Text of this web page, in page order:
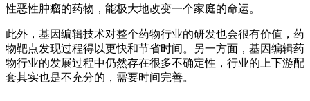
性恶性肿瘤的药物，能极大地改变一个家庭的命运。
此外，基因编辑技术对整个药物行业的研发也会很有价值，药
物靶点发现过程得以更快和节省时间。另一方面，基因编辑药
物行业的发展过程中仍然存在很多不确定性，行业的上下游配
套其实也是不充分的，需要时间完善。